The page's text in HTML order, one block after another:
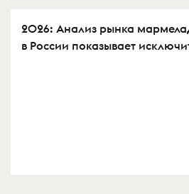
2026: Анализ рынка
в России показывает